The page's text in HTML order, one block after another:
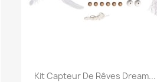
Aperçu rapide
Kit Capteur De Rêves Dream...